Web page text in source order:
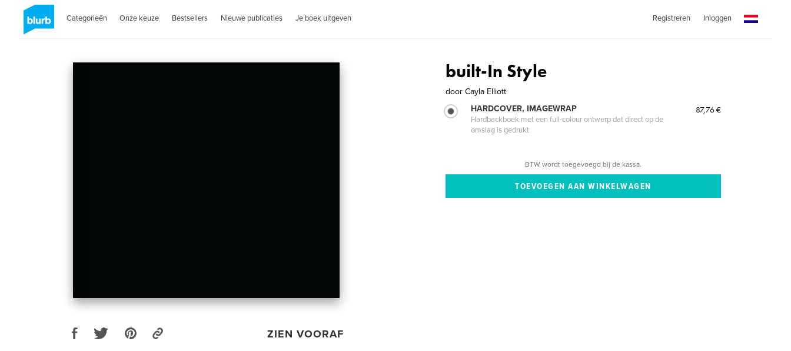
Categorieën Onze keuze Bestsellers Nieuwe publicaties Je boek uitgeven Registreren Inloggen
ZIEN VOORAF
built-In Style
door Cayla Elliott
HARDCOVER, IMAGEWRAP
Hardbackboek met een full-colour ontwerp dat direct op de
omslag is gedrukt
87,76 €
BTW wordt toegevoegd bij de kassa.